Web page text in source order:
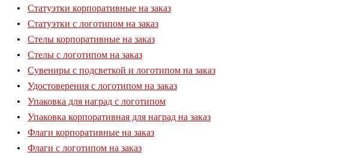
Статуэтки корпоративные на заказ
Статуэтки с логотипом на заказ
Стелы корпоративные на заказ
Стелы с логотипом на заказ
Сувениры с подсветкой и логотипом на заказ
Удостоверения с логотипом на заказ
Упаковка для наград с логотипом
Упаковка корпоративная для наград на заказ
Флаги корпоративные на заказ
Флаги с логотипом на заказ